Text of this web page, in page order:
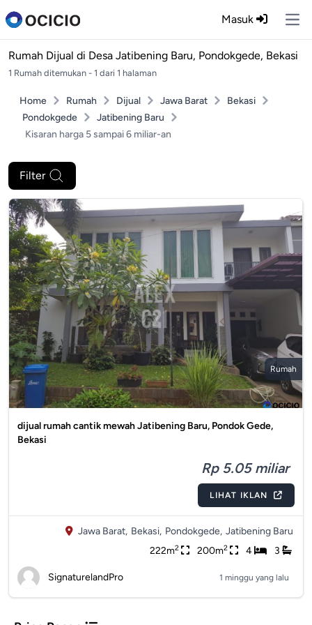
Masuk
Rumah Dijual di Desa Jatibening Baru, Pondokgede, Bekasi
1 Rumah ditemukan - 1 dari 1 halaman
Home Rumah Dijual Jawa Barat
Bekasi
Pondokgede
Jatibening Baru
Kisaran harga 5 sampai 6 miliar-an
Filter
Rumah
dijual rumah cantik mewah Jatibening Baru, Pondok Gede,
Bekasi
Rp 5.05 miliar
LIHAT IKLAN
Jawa Barat, Bekasi, Pondokgede, Jatibening Baru
222m2 200m2 4 3
SignaturelandPro 1 minggu yang lalu